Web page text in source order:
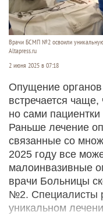
Врачи БСМП №2 освоили
Altapress.ru
2 июня 2025 в 07:18
Опущение
встречается
но сами
Раньше лечение
связанные со
2025 году все
малоинвазивные
врачи Больницы
№2. Специалисты
уникальном